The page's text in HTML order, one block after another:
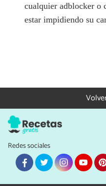
cualquier adblocker o
estar impidiendo su
Redes sociales